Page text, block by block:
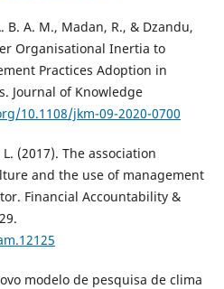
B. A. M., Madan, R., & Dzandu,
Organisational Inertia to
Practices Adoption in
Journal of Knowledge
10.1108/jkm-09-2020-0700
(2017). The association
and the use of management
Financial Accountability &
modelo de pesquisa de clima